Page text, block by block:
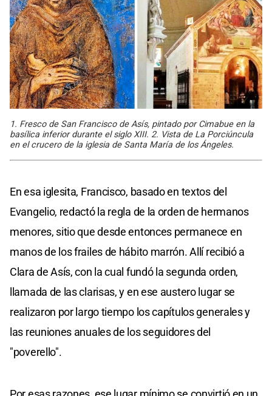
1. Fresco de San Francisco de Asís, pintado por Cimabue en la
basílica inferior durante el siglo XIII. 2. Vista de La Porciúncula
en el crucero de la iglesia de Santa María de los Ángeles.
En esa iglesita, Francisco, basado en textos del
Evangelio, redactó la regla de la orden de hermanos
menores, sitio que desde entonces permanece en
manos de los frailes de hábito marrón. Allí recibió a
Clara de Asís, con la cual fundó la segunda orden,
llamada de las clarisas, y en ese austero lugar se
realizaron por largo tiempo los capítulos generales y
las reuniones anuales de los seguidores del
"poverello".